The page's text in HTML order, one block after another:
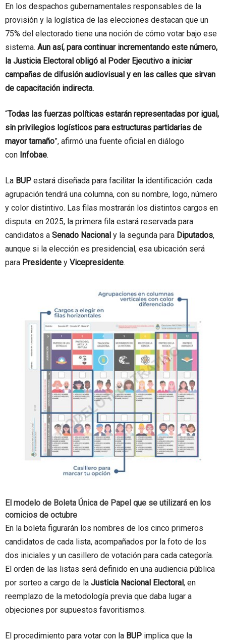
En los despachos gubernamentales responsables de la
provisión y la logística de las elecciones destacan que un
75% del electorado tiene una noción de cómo votar bajo ese
sistema. Aun así, para continuar incrementando este número,
la Justicia Electoral obligó al Poder Ejecutivo a iniciar
campañas de difusión audiovisual y en las calles que sirvan
de capacitación indirecta.
“Todas las fuerzas políticas estarán representadas por igual,
sin privilegios logísticos para estructuras partidarias de
mayor tamaño”, afirmó una fuente oficial en diálogo
con Infobae.
La BUP estará diseñada para facilitar la identificación: cada
agrupación tendrá una columna, con su nombre, logo, número
y color distintivo. Las filas mostrarán los distintos cargos en
disputa: en 2025, la primera fila estará reservada para
candidatos a Senado Nacional y la segunda para Diputados,
aunque si la elección es presidencial, esa ubicación será
para Presidente y Vicepresidente.
El modelo de Boleta Única de Papel que se utilizará en los
comicios de octubre
En la boleta figurarán los nombres de los cinco primeros
candidatos de cada lista, acompañados por la foto de los
dos iniciales y un casillero de votación para cada categoría.
El orden de las listas será definido en una audiencia pública
por sorteo a cargo de la Justicia Nacional Electoral , en
reemplazo de la metodología previa que daba lugar a
objeciones por supuestos favoritismos.
El procedimiento para votar con la BUP implica que la